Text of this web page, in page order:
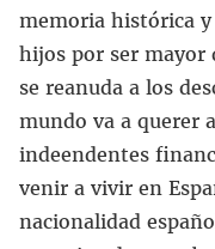
memoria histórica
hijos por ser mayor
se reanuda a los
mundo va a querer
indeendentes
venir a vivir en
nacionalidad